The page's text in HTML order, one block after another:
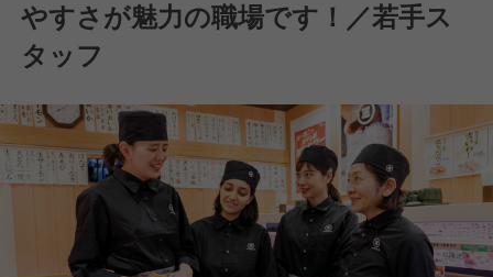
やすさが魅力の職場です！／若手ス
タッフ